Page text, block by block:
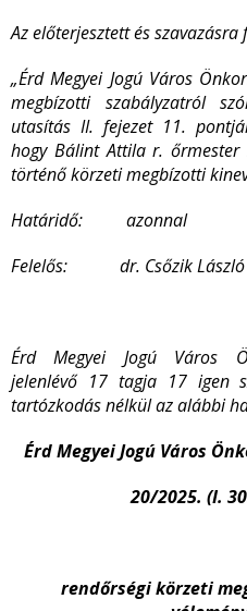
Az előterjesztett és
„Érd Megyei Jogú Város
megbízotti szabályzatról
utasítás II. fejezet 11.
hogy Bálint Attila r.
történő körzeti megbízotti
Határidő: azonnal
Felelős: dr. Csőzik László
Érd Megyei Jogú Város
jelenlévő 17 tagja 17 igen
tartózkodás nélkül az alábbi
Érd Megyei Jogú Város
20/2025. (I.
rendőrségi körzeti